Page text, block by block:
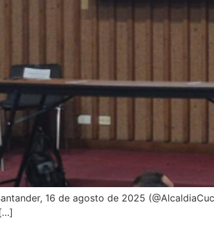
16 de agosto de 2025